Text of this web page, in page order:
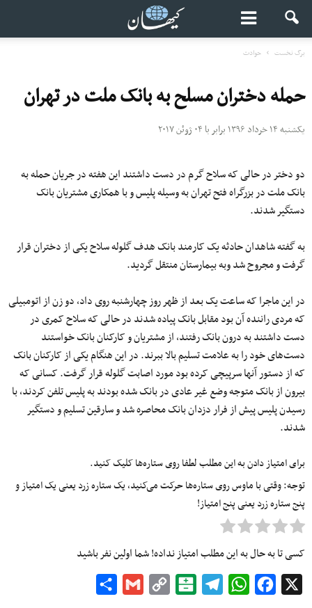
برگ نخست حوادث
حمله دختران مسلح به بانک ملت در تهران
یکشنبه ۱۴ خرداد ۱۳۹۶ برابر با ۰۴ ژوئن ۲۰۱۷
دو دختر در حالی که سلاح گرم در دست داشتند این هفته در جریان حمله به
بانک ملت در بزرگراه فتح تهران به وسیله پلیس و با همکاری مشتریان بانک
دستگیر شدند.
به گفته شاهدان حادثه یک کارمند بانک هدف گلوله سلاح یکی از دختران قرار
گرفت و مجروح شد وبه بیمارستان منتقل گردید.
در این ماجرا که ساعت یک بعد از ظهر روز چهارشنبه روی داد، دو زن از اتومبیلی
که مردی راننده آن بود مقابل بانک پیاده شدند در حالی که سلاح کمری در
دست داشتند به درون بانک رفتند، از مشتریان و کارکنان بانک خواستند
دست‌های خود را به علامت تسلیم بالا ببرند. در این هنگام یکی از کارکنان بانک
که از دستور آنها سرپیچی کرده بود مورد اصابت گلوله قرار گرفت. کسانی که
بیرون از بانک متوجه وضع غیر عادی در بانک شده بودند به پلیس تلفن کردند، با
رسیدن پلیس پیش از فرار دزدان بانک محاصره شد و سارقین تسلیم و دستگیر
شدند.
برای امتیاز دادن به این مطلب لطفا روی ستاره‌ها کلیک کنید.
توجه: وقتی با ماوس روی ستاره‌ها حرکت می‌کنید، یک ستاره زرد یعنی یک امتیاز و
پنج ستاره زرد یعنی پنج امتیاز!
کسی تا به حال به این مطلب امتیاز نداده! شما اولین نفر باشید
Facebook
WhatsApp
Telegram
Balatarin
Copy
Gmail